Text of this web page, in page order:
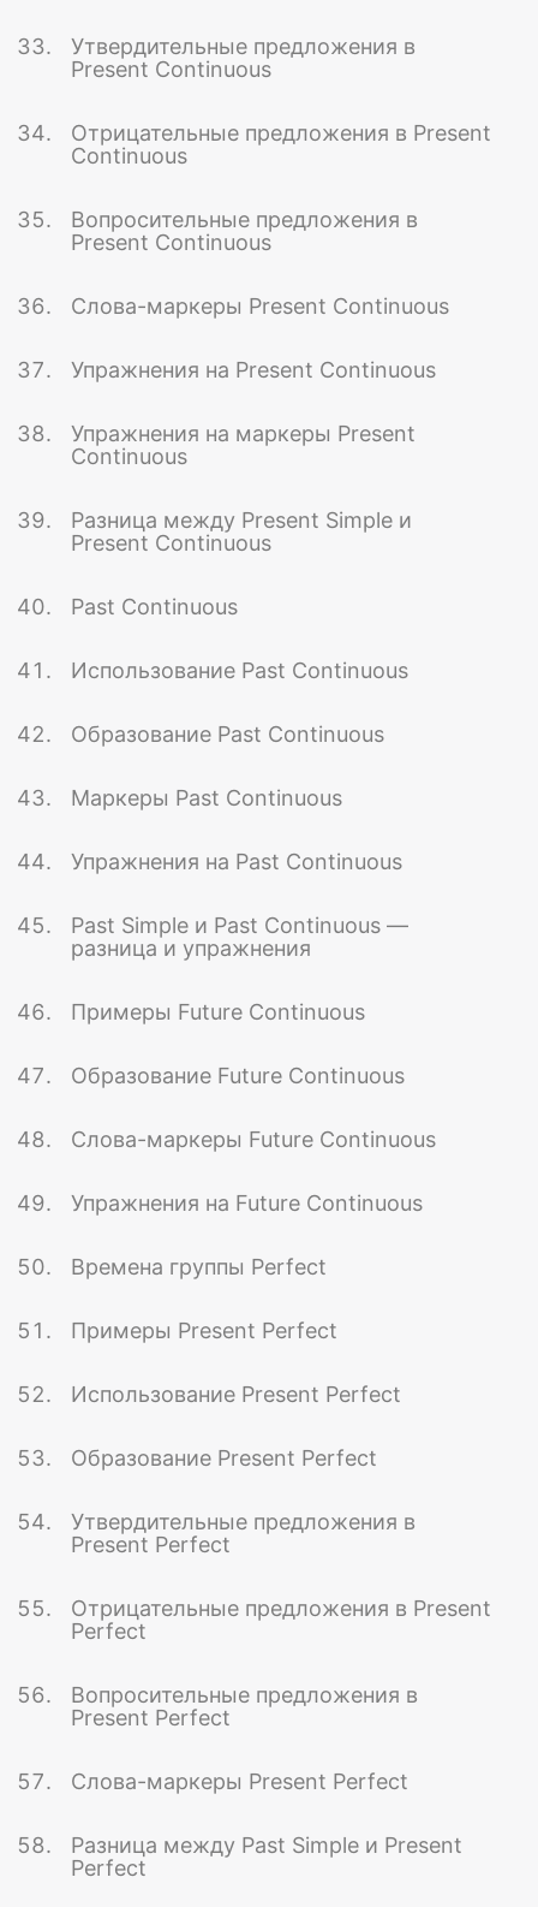
Утвердительные предложения в
Present Continuous
Отрицательные предложения в Present
Continuous
Вопросительные предложения в
Present Continuous
Слова-маркеры Present Continuous
Упражнения на Present Continuous
Упражнения на маркеры Present
Continuous
Разница между Present Simple и
Present Continuous
Past Continuous
Использование Past Continuous
Образование Past Continuous
Маркеры Past Continuous
Упражнения на Past Continuous
Past Simple и Past Continuous —
разница и упражнения
Примеры Future Continuous
Образование Future Continuous
Слова-маркеры Future Continuous
Упражнения на Future Continuous
Времена группы Perfect
Примеры Present Perfect
Использование Present Perfect
Образование Present Perfect
Утвердительные предложения в
Present Perfect
Отрицательные предложения в Present
Perfect
Вопросительные предложения в
Present Perfect
Слова-маркеры Present Perfect
Разница между Past Simple и Present
Perfect